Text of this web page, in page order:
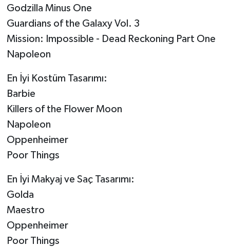
Godzilla Minus One
Guardians of the Galaxy Vol. 3
Mission: Impossible - Dead Reckoning Part One
Napoleon
En İyi Kostüm Tasarımı:
Barbie
Killers of the Flower Moon
Napoleon
Oppenheimer
Poor Things
En İyi Makyaj ve Saç Tasarımı:
Golda
Maestro
Oppenheimer
Poor Things